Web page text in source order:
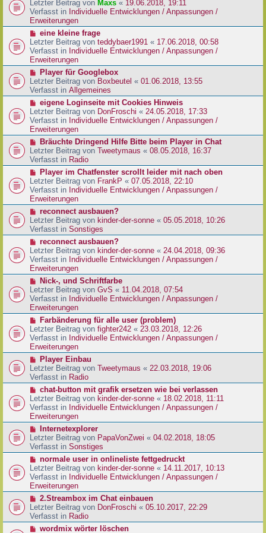
a
g
e
i
t
a
g
e
u
e
r
B
e
i
t
a
g
Letzter Beitrag von Maxs « 19.06.2018, 19:11
Verfasst in Individuelle Entwicklungen / Anpassungen /
Erweiterungen
N
e
u
e
r
B
e
i
r
a
g
eine kleine frage
Letzter Beitrag von teddybaer1991 « 17.06.2018, 00:58
Verfasst in Individuelle Entwicklungen / Anpassungen /
Erweiterungen
N
e
u
e
r
B
e
i
r
a
g
Player für Googlebox
Letzter Beitrag von Boxbeutel « 01.06.2018, 13:55
Verfasst in Allgemeines
N
e
u
e
r
B
e
i
r
a
g
eigene Loginseite mit Cookies Hinweis
Letzter Beitrag von DonFroschi « 24.05.2018, 17:33
Verfasst in Individuelle Entwicklungen / Anpassungen /
Erweiterungen
N
e
u
e
r
B
e
i
r
a
g
Bräuchte Dringend Hilfe Bitte beim Player in Chat
Letzter Beitrag von Tweetymaus « 08.05.2018, 16:37
Verfasst in Radio
N
e
u
e
r
B
e
i
r
a
g
Player im Chatfenster scrollt leider mit nach oben
Letzter Beitrag von FrankP « 07.05.2018, 22:10
Verfasst in Individuelle Entwicklungen / Anpassungen /
Erweiterungen
N
e
u
e
r
B
e
i
r
a
g
reconnect ausbauen?
Letzter Beitrag von kinder-der-sonne « 05.05.2018, 10:26
Verfasst in Sonstiges
N
e
u
e
r
B
e
i
t
a
g
reconnect ausbauen?
Letzter Beitrag von kinder-der-sonne « 24.04.2018, 09:36
Verfasst in Individuelle Entwicklungen / Anpassungen /
Erweiterungen
N
e
u
e
r
B
e
i
t
a
g
Nick-, und Schriftfarbe
Letzter Beitrag von GvS « 11.04.2018, 07:54
Verfasst in Individuelle Entwicklungen / Anpassungen /
Erweiterungen
N
e
u
e
r
B
e
i
r
a
g
Farbänderung für alle user (problem)
Letzter Beitrag von fighter242 « 23.03.2018, 12:26
Verfasst in Individuelle Entwicklungen / Anpassungen /
Erweiterungen
N
e
u
e
r
B
e
i
r
a
g
Player Einbau
Letzter Beitrag von Tweetymaus « 22.03.2018, 19:06
Verfasst in Radio
N
e
u
e
r
B
e
i
r
a
g
chat-button mit grafik ersetzen wie bei verlassen
Letzter Beitrag von kinder-der-sonne « 18.02.2018, 11:11
Verfasst in Individuelle Entwicklungen / Anpassungen /
Erweiterungen
N
e
u
e
r
B
e
i
r
a
g
Internetexplorer
Letzter Beitrag von PapaVonZwei « 04.02.2018, 18:05
Verfasst in Sonstiges
N
e
u
e
r
B
e
i
normale user in onlineliste fettgedruckt
Letzter Beitrag von kinder-der-sonne « 14.11.2017, 10:13
Verfasst in Individuelle Entwicklungen / Anpassungen /
Erweiterungen
N
e
u
e
2.Streambox im Chat einbauen
Letzter Beitrag von DonFroschi « 05.10.2017, 22:29
Verfasst in Radio
Nwordmix wörter löschen